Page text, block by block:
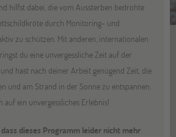
hilfst dabei, die vom Aussterben bedrohte
durch Monitoring- und
zu schützen. Mit anderen, internationalen
du eine unvergessliche Zeit auf der
hast nach deiner Arbeit genügend Zeit, die
und am Strand in der Sonne zu entspannen.
auf ein unvergessliches Erlebnis!
dieses Programm leider nicht mehr